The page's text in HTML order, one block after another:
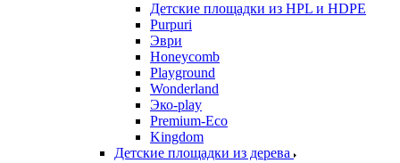
Детские площадки из HPL и HDPE
Purpuri
Эври
Honeycomb
Playground
Wonderland
Эко-play
Premium-Eco
Kingdom
Детские площадки из дерева